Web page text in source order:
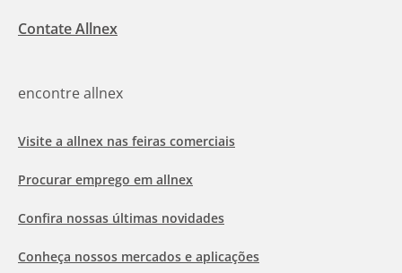
Contate Allnex
encontre allnex
Visite a allnex nas feiras comerciais
Procurar emprego em allnex
Confira nossas últimas novidades
Conheça nossos mercados e aplicações